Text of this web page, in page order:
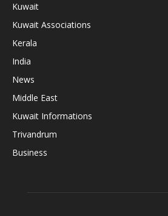
Kuwait
Kuwait Associations
Kerala
India
News
Middle East
Kuwait Informations
Trivandrum
Business